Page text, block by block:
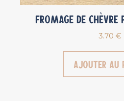
Fromage de chèvre
3.70 €
Ajouter au